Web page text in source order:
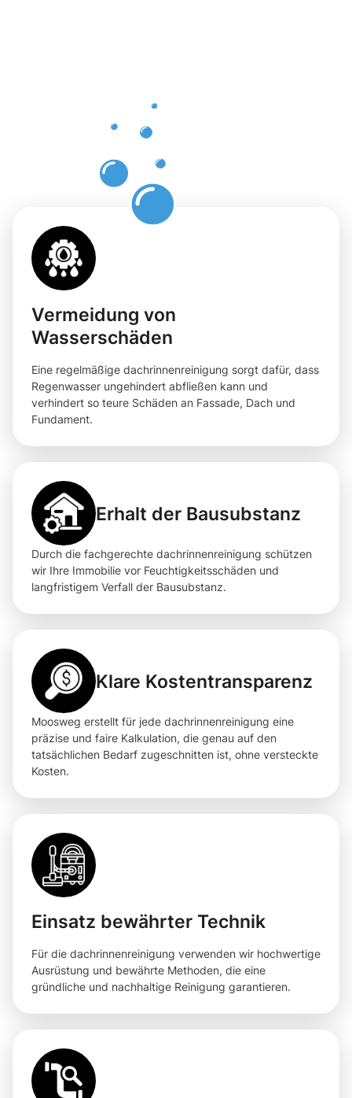
Vermeidung von
Wasserschäden
Eine regelmäßige dachrinnenreinigung sorgt dafür, dass
Regenwasser ungehindert abfließen kann und
verhindert so teure Schäden an Fassade, Dach und
Fundament.
Erhalt der Bausubstanz
Durch die fachgerechte dachrinnenreinigung schützen
wir Ihre Immobilie vor Feuchtigkeitsschäden und
langfristigem Verfall der Bausubstanz.
Klare Kostentransparenz
Moosweg erstellt für jede dachrinnenreinigung eine
präzise und faire Kalkulation, die genau auf den
tatsächlichen Bedarf zugeschnitten ist, ohne versteckte
Kosten.
Einsatz bewährter Technik
Für die dachrinnenreinigung verwenden wir hochwertige
Ausrüstung und bewährte Methoden, die eine
gründliche und nachhaltige Reinigung garantieren.